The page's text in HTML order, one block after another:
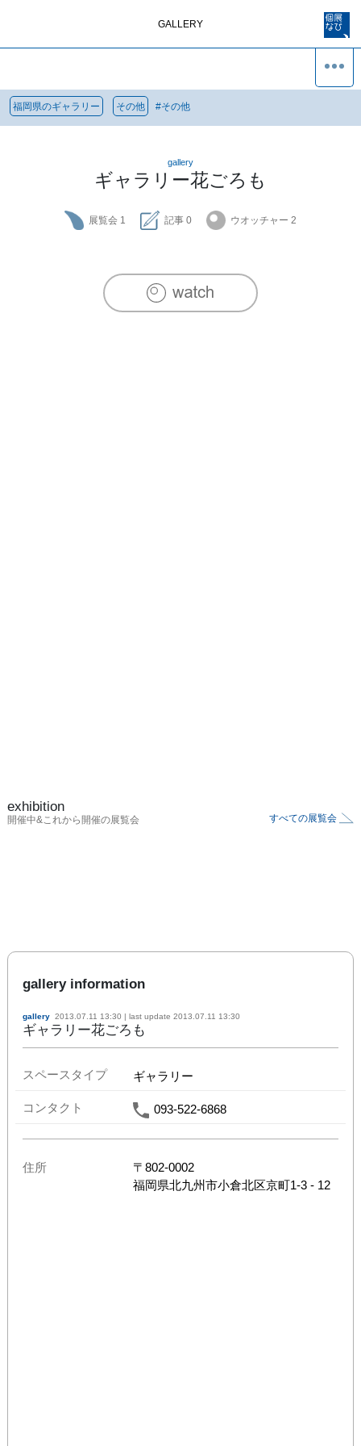
GALLERY
福岡県のギャラリー その他 #その他
gallery
ギャラリー花ごろも
展覧会 1 記事 0 ウオッチャー 2
exhibition
開催中&これから開催の展覧会 すべての展覧会
gallery information
gallery 2013.07.11 13:30 | last update 2013.07.11 13:30
ギャラリー花ごろも
スペースタイプ ギャラリー
コンタクト 093-522-6868
住所 〒 802-0002
福岡県北九州市小倉北区京町1-3 - 12